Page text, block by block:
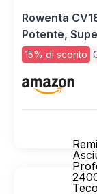
Rowenta
Potente,
impostazioni
Ultraleggero,
15% di sconto